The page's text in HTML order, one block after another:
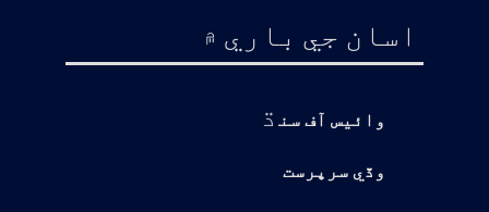
اسان جي باري ۾
وائيس آف سن ڌ
وڏي سرپرست